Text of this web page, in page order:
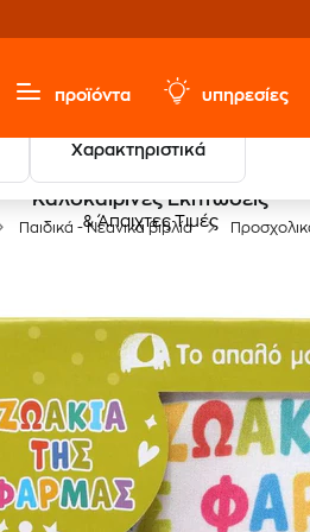
προϊόντα υπηρεσίες
Χαρακτηριστικά
Καλοκαιρινές Εκπτώσεις
& Άπαιχτες Τιμές
Παιδικά - Νεανικά βιβλία